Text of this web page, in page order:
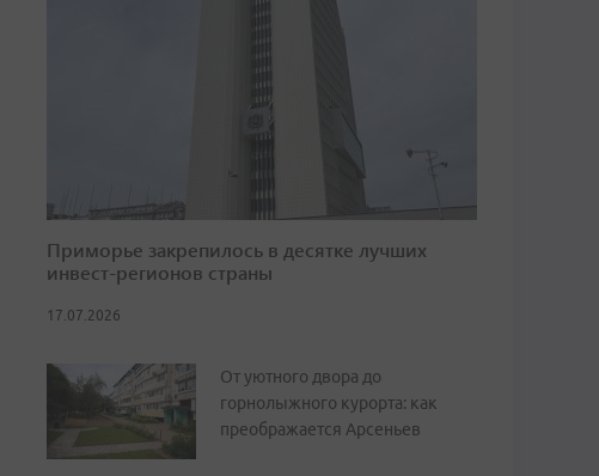
Приморье закрепилось в десятке лучших
инвест-регионов страны
17.07.2026
От уютного двора до
горнолыжного курорта: как
преображается Арсеньев